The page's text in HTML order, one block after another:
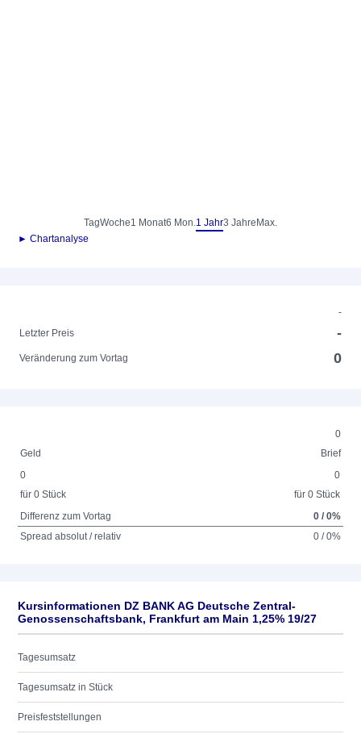
TagWoche1 Monat6 Mon.1 Jahr3 Jahre Max.
► Chartanalyse
-
Letzter Preis
-
Veränderung zum Vortag 0
0
Geld
Brief
0
für 0 Stück
0
für 0 Stück
Differenz zum Vortag
0 / 0%
Spread absolut / relativ
0 / 0%
Kursinformationen DZ BANK AG Deutsche Zentral-
Genossenschaftsbank, Frankfurt am Main 1,25% 19/27
Tagesumsatz
Tagesumsatz in Stück
Preisfeststellungen